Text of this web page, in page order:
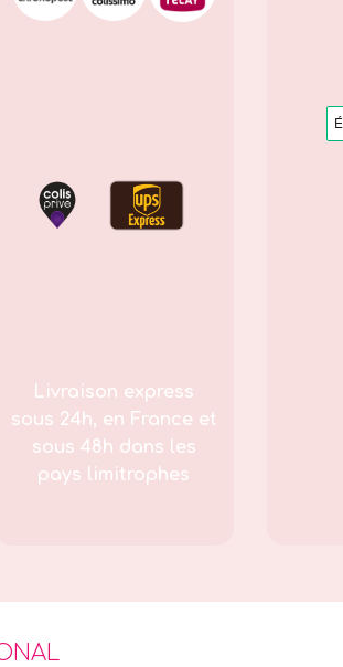
Livraison express
sous 24h, en France et
sous 48h dans les
pays limitrophes